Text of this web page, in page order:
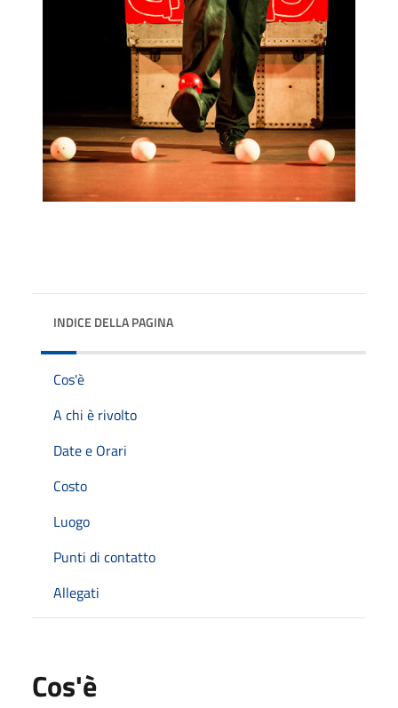
INDICE DELLA PAGINA
Cos'è
A chi è rivolto
Date e Orari
Costo
Luogo
Punti di contatto
Allegati
Cos'è